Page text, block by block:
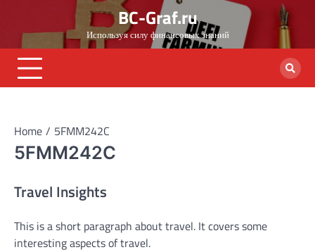
content
BC-Graf.ru
Используя силу финансовых знаний
Home 5FMM242C
5FMM242C
Travel Insights
This is a short paragraph about travel. It covers some
interesting aspects of travel.